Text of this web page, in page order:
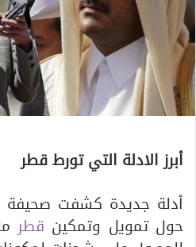
أبرز الادلة التي تورط قطر
أدلة جديدة كشفت صحيفة
حول تمويل وتمكين قطر